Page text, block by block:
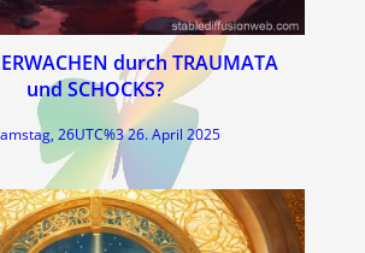
durch TRAUMATA
und SCHOCKS?
26UTC%3 26. April 2025